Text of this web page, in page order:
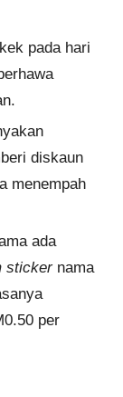
pada hari
diskaun
menempah
ada
stickernama
per